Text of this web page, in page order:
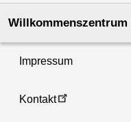
Willkommenszentrum
Impressum
Kontakt